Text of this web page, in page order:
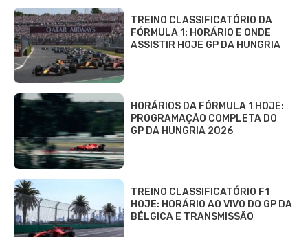
TREINO CLASSIFICATÓRIO DA
FÓRMULA 1: HORÁRIO E ONDE
ASSISTIR HOJE GP DA HUNGRIA
HORÁRIOS DA FÓRMULA 1 HOJE:
PROGRAMAÇÃO COMPLETA DO
GP DA HUNGRIA 2026
TREINO CLASSIFICATÓRIO F1
HOJE: HORÁRIO AO VIVO DO GP DA
BÉLGICA E TRANSMISSÃO